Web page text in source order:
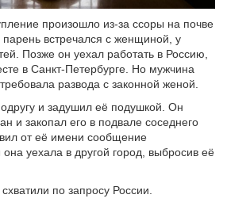
произошло из-за ссоры на почве
встречался с женщиной, у
Позже он уехал работать в Россию,
в Санкт-Петербурге. Но мужчина
развода с законной женой.
и задушил её подушкой. Он
и закопал его в подвале соседнего
от её имени сообщение
уехала в другой город, выбросив её
по запросу России.